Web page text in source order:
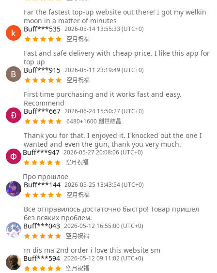
Far the fastest top-up website out there! I got my welkin
moon in a matter of minutes
Buff***535 2026-05-14 13:55:33 (UTC+0)
空月祝福
Fast and safe delivery with cheap price. I like this app for
top up
Buff***915 2026-05-11 23:19:49 (UTC+0)
空月祝福
First time purchasing and it works fast and easy.
Recommend
Buff***667 2026-06-24 15:50:27 (UTC+0)
6480+1600 創世結晶
Thank you for that. I enjoyed it. I knocked out the one I
wanted and even the gun, thank you very much.
Buff***947 2026-05-27 20:08:06 (UTC+0)
空月祝福
Про прошлое
Buff***144 2026-05-25 13:43:54 (UTC+0)
空月祝福
Все отправилось достаточно быстро! Товар пришел
без всяких проблем.
Buff***043 2026-05-12 16:55:00 (UTC+0)
空月祝福
rn dis ma 2nd order i love this website sm
Buff***594 2026-05-12 09:11:02 (UTC+0)
空月祝福